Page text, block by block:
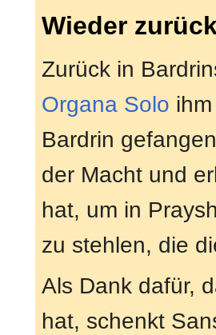
Wieder zurück
Zurück in
Organa Solo
Bardrin
der Macht und
hat, um in
zu stehlen, die
Als Dank dafür,
hat, schenkt